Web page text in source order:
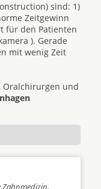
onstruction) sind: 1)
Zeitgewinn
für den Patienten
). Gerade
mit wenig Zeit
Oralchirurgen und
Zahnmedizin,